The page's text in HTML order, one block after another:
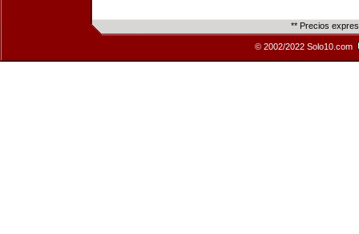
** Precios
© 2002/2022 Solo10.com